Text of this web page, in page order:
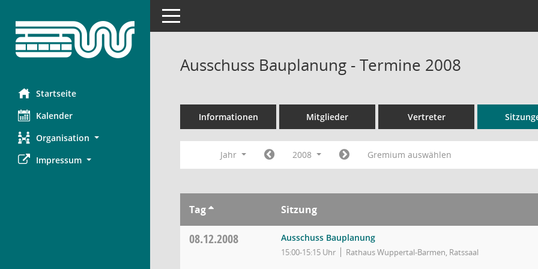
Startseite
Kalender
Organisation
Impressum
Toggle navigation
Ausschuss Bauplanung - Termine 2008
Informationen Mitglieder Vertreter
Jahr 2008 Gremium auswählen
Tag Sitzung
08.12.2008 Ausschuss Bauplanung
15:00-15:15 Uhr Rathaus Wuppertal-Barmen, Ratssaal